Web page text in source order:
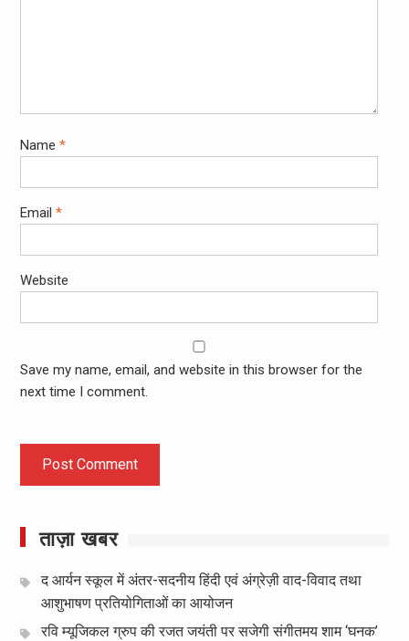
Name *
Email *
Website
Save my name, email, and website in this browser for the
next time I comment.
ताज़ा खबर
द आर्यन स्कूल में अंतर-सदनीय हिंदी एवं अंग्रेज़ी वाद-विवाद तथा
आशुभाषण प्रतियोगिताओं का आयोजन
रवि म्यूजिकल ग्रुप की रजत जयंती पर सजेगी संगीतमय शाम ‘घनक’